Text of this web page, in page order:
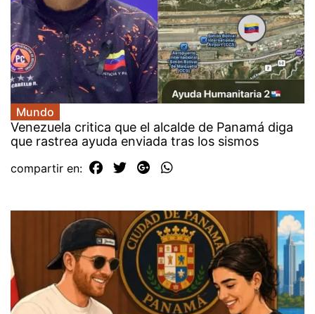
Mundo
Venezuela critica que el alcalde de Panamá diga
que rastrea ayuda enviada tras los sismos
compartir en: